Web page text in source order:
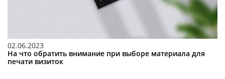
02.06.2023
На что обратить внимание при выборе материала для
печати визиток